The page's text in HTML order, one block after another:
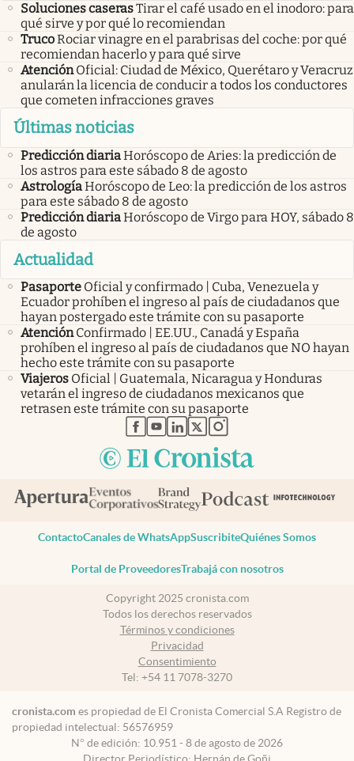
Soluciones caserasTirar el café usado en el inodoro: para
qué sirve y por qué lo recomiendan
TrucoRociar vinagre en el parabrisas del coche: por qué
recomiendan hacerlo y para qué sirve
Atención Oficial: Ciudad de México, Querétaro y Veracruz
anularán la licencia de conducir a todos los conductores
que cometen infracciones graves
Últimas noticias
Predicción diariaHoróscopo de Aries: la predicción de
los astros para este sábado 8 de agosto
AstrologíaHoróscopo de Leo: la predicción de los astros
para este sábado 8 de agosto
Predicción diariaHoróscopo de Virgo para HOY, sábado 8
de agosto
Actualidad
Pasaporte Oficial y confirmado | Cuba, Venezuela y
Ecuador prohíben el ingreso al país de ciudadanos que
hayan postergado este trámite con su pasaporte
Atención Confirmado | EE.UU., Canadá y España
prohíben el ingreso al país de ciudadanos que NO hayan
hecho este trámite con su pasaporte
Viajeros Oficial | Guatemala, Nicaragua y Honduras
vetarán el ingreso de ciudadanos mexicanos que
retrasen este trámite con su pasaporte
abre en nueva pestaña
abre en nueva pestaña
abre en nueva pestaña
abre en nueva pestaña
abre en nueva pestaña
ContactoCanales de WhatsAppSuscribiteQuiénes Somos
Portal de ProveedoresTrabajá con nosotros
Copyright 2025 cronista.com
Todos los derechos reservados
Términos y condiciones
Privacidad
Consentimiento
Tel: +54 11 7078-3270
cronista.com es propiedad de El Cronista Comercial S.A Registro de
propiedad intelectual: 56576959
N° de edición: 10.951 - 8 de agosto de 2026
Director Periodístico: Hernán de Goñi